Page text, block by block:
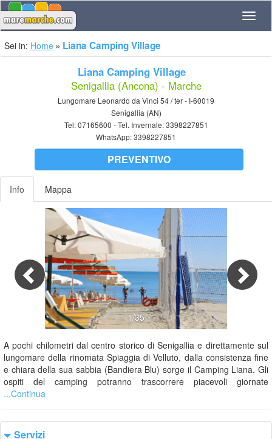
Sei in: Home Liana Camping Village
Liana Camping Village
Senigallia (Ancona) - Marche
Lungomare Leonardo da Vinci 54 / ter - I-60019
Senigallia (AN)
Tel:07165600 - Tel. Invernale:3398227851
WhatsApp:3398227851
PREVENTIVO
Info Mappa
1/35
Previous
A pochi chilometri dal centro storico di Senigallia e direttamente sul
lungomare della rinomata Spiaggia di Velluto, dalla consistenza fine
e chiara della sua sabbia (Bandiera Blu) sorge il Camping Liana. Gli
ospiti del camping potranno trascorrere piacevoli giornate
...Continua
Servizi